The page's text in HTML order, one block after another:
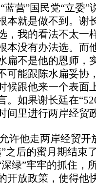
营”国民党“立委”
本就是做不到。谢
，我的看法不太一
本没有办法选。而
扁不是他的恩师，
可能跟陈水扁妥协
候跟他来一个表面
。如果谢长廷在
间里进行两岸经贸
许他走两岸经贸
之后的蜜月期结束
绿”牢牢的抓住，
开放政策，使得他